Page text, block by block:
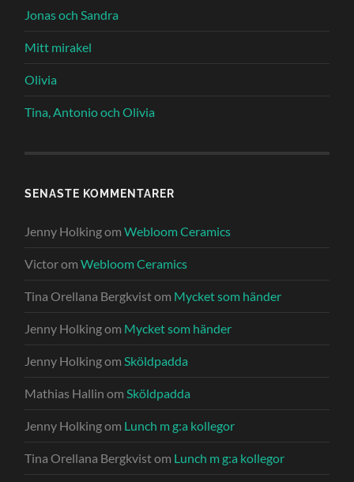
Jonas och Sandra
Mitt mirakel
Olivia
Tina, Antonio och Olivia
SENASTE KOMMENTARER
Jenny HolkingomWebloom Ceramics
VictoromWebloom Ceramics
Tina Orellana Bergkvistom Mycket som händer
Jenny Holkingom Mycket som händer
Jenny HolkingomSköldpadda
Mathias Hallin omSköldpadda
Jenny Holkingom Lunch m g:a kollegor
Tina Orellana Bergkvistom Lunch m g:a kollegor